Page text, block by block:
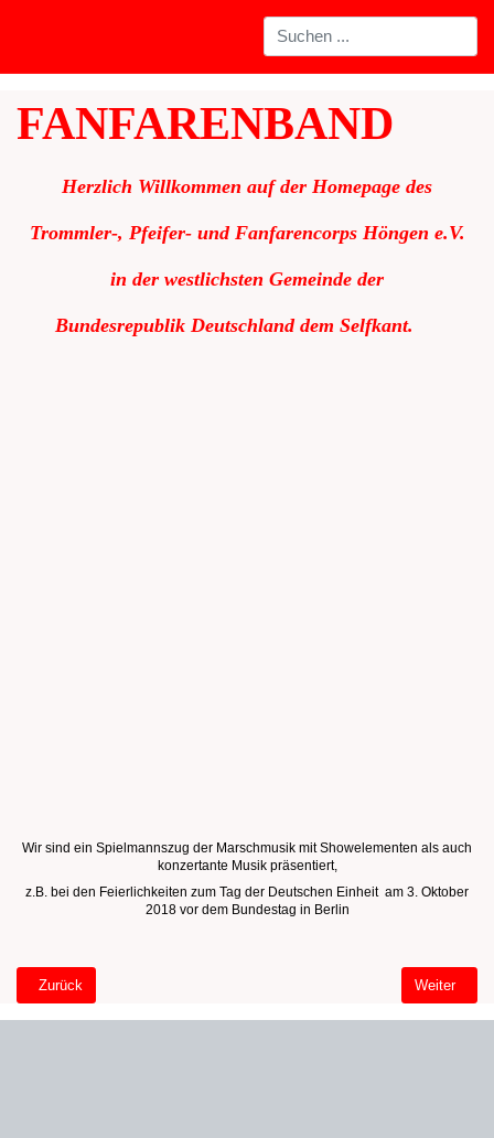
FANFARENBAND
Herzlich Willkommen auf der Homepage des
Trommler-, Pfeifer- und Fanfarencorps Höngen e.V.
in der westlichsten Gemeinde der
Bundesrepublik Deutschland dem Selfkant.
Wir sind ein Spielmannszug der Marschmusik mit Showelementen als auch
konzertante Musik präsentiert,
z.B. bei den Feierlichkeiten zum Tag der Deutschen Einheit am 3. Oktober
2018 vor dem Bundestag in Berlin
Vorheriger Beitrag: Willkommen Tablet Startseite
Zurück Nächster
Weiter